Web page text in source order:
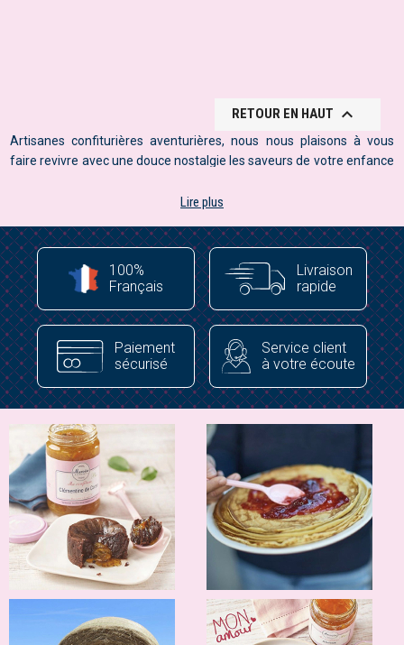
RETOUR EN HAUT 
Artisanes confiturières aventurières, nous nous plaisons à vous
faire revivre avec une douce nostalgie les saveurs de votre enfance
haut de gamme sont réalisées dans notre atelier près de Nantes.
minutieusement choisis. Sucre de canne roux et pectine de fruits
viennent compléter le tout pour vous donner la meilleure des
confitures ! Au petit-déjeuner, au goûter, en cadeau gourmand,
vous trouverez forcément la confiture qui fera frétiller vos papilles
de connaisseurs, Muroise et compagnie, la marque de confiture
française qui ne laisse jamais les gourmands indifférents !
Lire plus
100%
Français
Livraison
rapide
Paiement
sécurisé
Service client
à votre écoute